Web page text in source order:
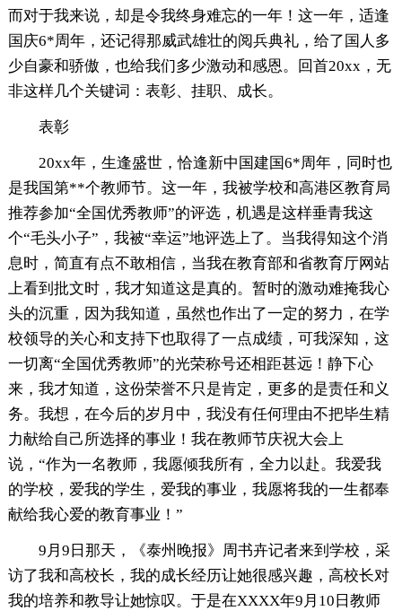
而对于我来说，却是令我终身难忘的一年！这一年，适逢
国庆6*周年，还记得那威武雄壮的阅兵典礼，给了国人多
少自豪和骄傲，也给我们多少激动和感恩。回首20xx，无
非这样几个关键词：表彰、挂职、成长。
表彰
20xx年，生逢盛世，恰逢新中国建国6*周年，同时也
是我国第**个教师节。这一年，我被学校和高港区教育局
推荐参加“全国优秀教师”的评选，机遇是这样垂青我这
个“毛头小子”，我被“幸运”地评选上了。当我得知这个消
息时，简直有点不敢相信，当我在教育部和省教育厅网站
上看到批文时，我才知道这是真的。暂时的激动难掩我心
头的沉重，因为我知道，虽然也作出了一定的努力，在学
校领导的关心和支持下也取得了一点成绩，可我深知，这
一切离“全国优秀教师”的光荣称号还相距甚远！静下心
来，我才知道，这份荣誉不只是肯定，更多的是责任和义
务。我想，在今后的岁月中，我没有任何理由不把毕生精
力献给自己所选择的事业！我在教师节庆祝大会上
说，“作为一名教师，我愿倾我所有，全力以赴。我爱我
的学校，爱我的学生，爱我的事业，我愿将我的一生都奉
献给我心爱的教育事业！”
9月9日那天，《泰州晚报》周书卉记者来到学校，采
访了我和高校长，我的成长经历让她很感兴趣，高校长对
我的培养和教导让她惊叹。于是在XXXX年9月10日教师